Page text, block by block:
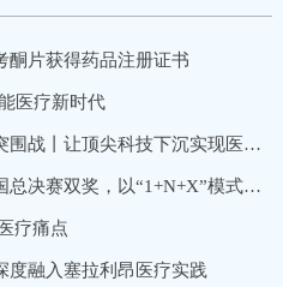
酮片获得药品注册证书
医疗新时代
打赢打好转型发展攻坚战突围战丨让顶尖科技下沉实现医疗普惠，卓昕医疗推进骨科手术机器人国产化进程
医渡科技再获智慧医疗全国总决赛双奖，以“1+N+X”模式打造专科医院数字化转型标杆
疗痛点
度融入塞拉利昂医疗实践